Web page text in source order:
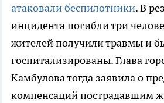
атаковали беспилотники. В
инцидента погибли три
жителей получили травмы и
госпитализированы. Глава
Камбулова тогда заявила о
компенсаций пострадавшим